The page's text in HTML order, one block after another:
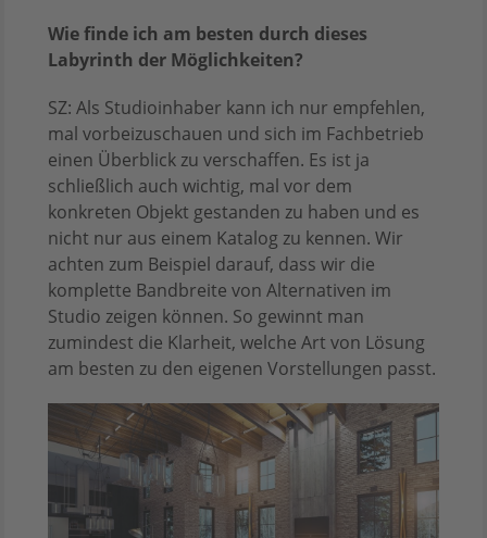
Wie finde ich am besten durch dieses
Labyrinth der Möglichkeiten?
SZ: Als Studioinhaber kann ich nur empfehlen,
mal vorbeizuschauen und sich im Fachbetrieb
einen Überblick zu verschaffen. Es ist ja
schließlich auch wichtig, mal vor dem
konkreten Objekt gestanden zu haben und es
nicht nur aus einem Katalog zu kennen. Wir
achten zum Beispiel darauf, dass wir die
komplette Bandbreite von Alternativen im
Studio zeigen können. So gewinnt man
zumindest die Klarheit, welche Art von Lösung
am besten zu den eigenen Vorstellungen passt.